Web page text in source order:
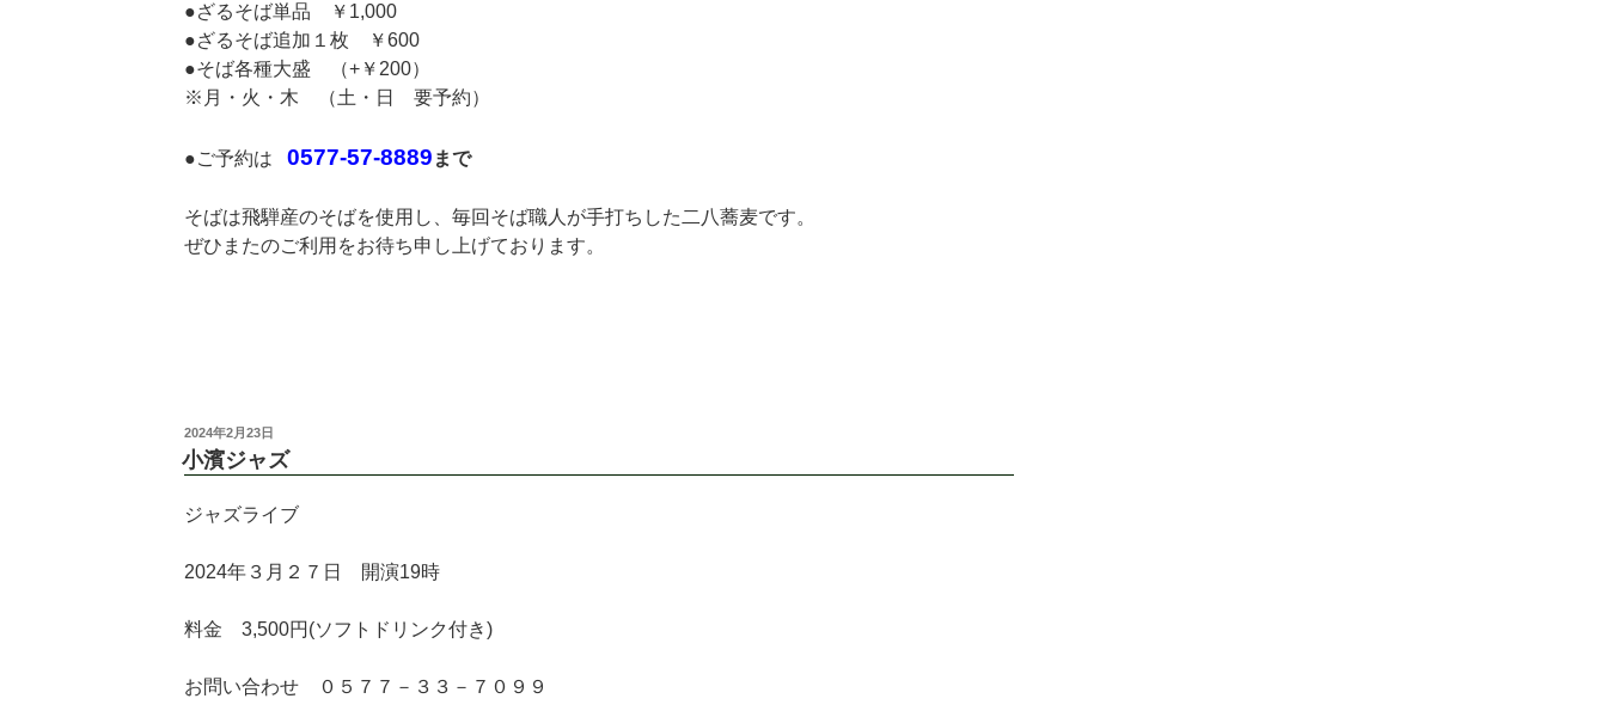
●ざるそば単品 ￥1,000
●ざるそば追加１枚 ￥600
●そば各種大盛 （+￥200）
※月・火・木 （土・日 要予約）
●ご予約は 0577-57-8889 まで
そばは飛騨産のそばを使用し、毎回そば職人が手打ちした二八蕎麦です。
ぜひまたのご利用をお待ち申し上げております。
2024年2月23日
小濱ジャズ
ジャズライブ
2024年３月２７日 開演19時
料金 3,500円(ソフトドリンク付き)
お問い合わせ ０５７７－３３－７０９９